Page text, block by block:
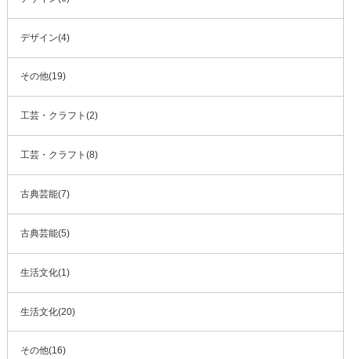
デザイン(4)
その他(19)
工芸・クラフト(2)
工芸・クラフト(8)
古典芸能(7)
古典芸能(5)
生活文化(1)
生活文化(20)
その他(16)